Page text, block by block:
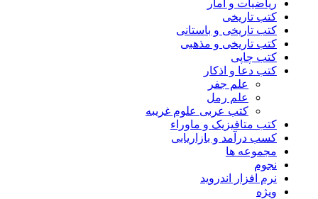
ریاضیات و آمار
کتب تاریخی
کتب تاریخی و باستانی
کتب تاریخی و مذهبی
کتب چاپی
کتب دعا و اذکار
علم جفر
علم رمل
کتب عربی علوم غریبه
کتب متافیزیک و ماوراء
کسب درآمد و بازاریابی
مجموعه ها
نجوم
نرم افزار اندروید
ویژه